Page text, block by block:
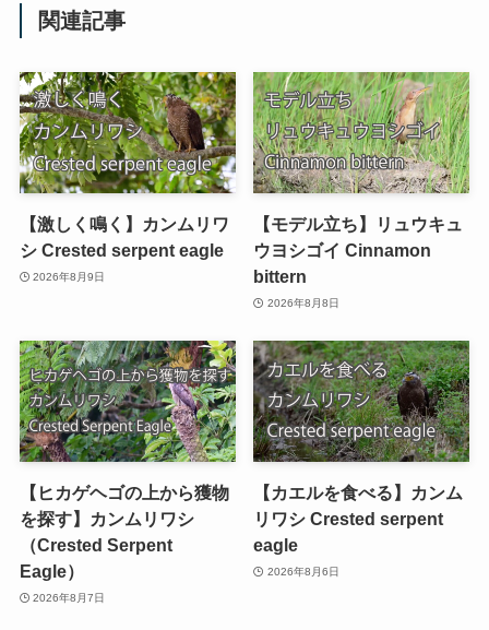
関連記事
【激しく鳴く】カンムリワ
シ Crested serpent eagle
2026年8月9日
【モデル立ち】リュウキュ
ウヨシゴイ Cinnamon
bittern
2026年8月8日
【ヒカゲヘゴの上から獲物
を探す】カンムリワシ
（Crested Serpent
Eagle）
2026年8月7日
【カエルを食べる】カンム
リワシ Crested serpent
eagle
2026年8月6日